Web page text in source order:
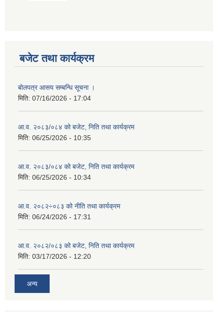
बजेट तथा कार्यक्रम
बोलपत्र आसय सम्बन्धि सूचना ।
मिति: 07/16/2026 - 17:04
आ.व. २०८३/०८४ को बजेट, निति तथा कार्यक्रम
मिति: 06/25/2026 - 10:35
आ.व. २०८३/०८४ को बजेट, निति तथा कार्यक्रम
मिति: 06/25/2026 - 10:34
आ.व. २०८२÷०८३ को नीति तथा कार्यक्रम
मिति: 06/24/2026 - 17:31
आ.व. २०८२/०८३ को बजेट, निति तथा कार्यक्रम
मिति: 03/17/2026 - 12:20
अन्य